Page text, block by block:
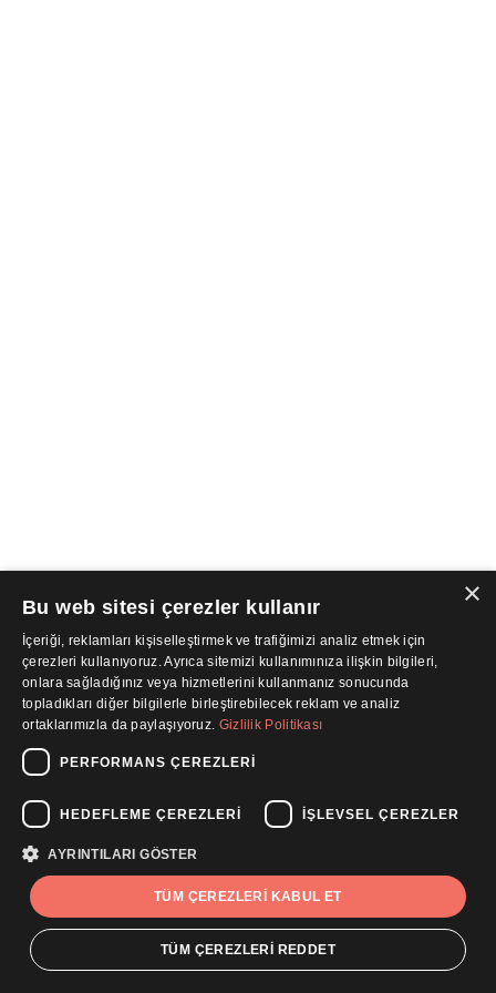
×
Bu web sitesi çerezler kullanır
İçeriği, reklamları kişiselleştirmek ve trafiğimizi analiz etmek için
çerezleri kullanıyoruz. Ayrıca sitemizi kullanımınıza ilişkin bilgileri,
onlara sağladığınız veya hizmetlerini kullanmanız sonucunda
topladıkları diğer bilgilerle birleştirebilecek reklam ve analiz
ortaklarımızla da paylaşıyoruz. Gizlilik Politikası
PERFORMANS ÇEREZLERI
HEDEFLEME ÇEREZLERI İŞLEVSEL ÇEREZLER
AYRINTILARI GÖSTER
TÜM ÇEREZLERI KABUL ET
TÜM ÇEREZLERI REDDET